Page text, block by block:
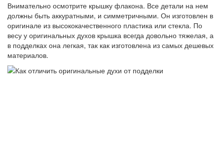
Внимательно осмотрите крышку флакона. Все детали на нем
должны быть аккуратными, и симметричными. Он изготовлен в
оригинале из высококачественного пластика или стекла. По
весу у оригинальных духов крышка всегда довольно тяжелая, а
в подделках она легкая, так как изготовлена из самых дешевых
материалов.